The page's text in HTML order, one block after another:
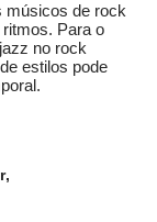
músicos de rock
Para o
no rock
estilos pode